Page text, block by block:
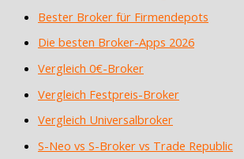
Bester Broker für Firmendepots
Die besten Broker-Apps 2026
Vergleich 0€-Broker
Vergleich Festpreis-Broker
Vergleich Universalbroker
S-Neo vs S-Broker vs Trade Republic